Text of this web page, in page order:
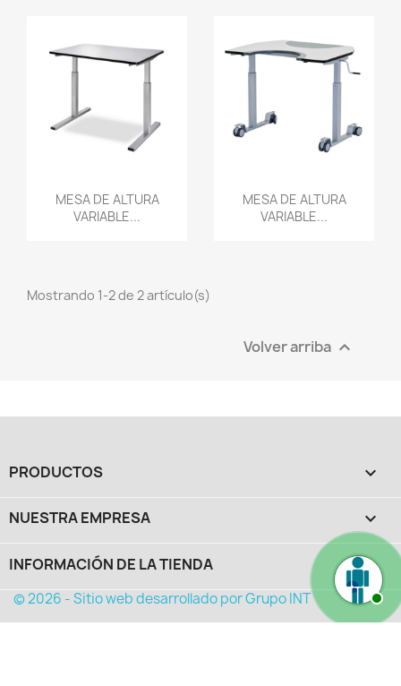
Vista rápida
MESA DE ALTURA
VARIABLE...
Vista rápida
MESA DE ALTURA
VARIABLE...
Mostrando 1-2 de 2 artículo(s)
Volver arriba 
PRODUCTOS 
NUESTRA EMPRESA 
INFORMACIÓN DE LA TIENDA keyboard_arrow_down
© 2026 - Sitio web desarrollado por Grupo INT